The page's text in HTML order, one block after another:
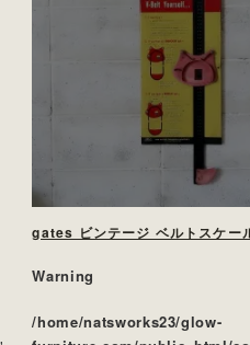
gates ビンテージ ベルトスケー
Warning
/home/natsworks23/glow-